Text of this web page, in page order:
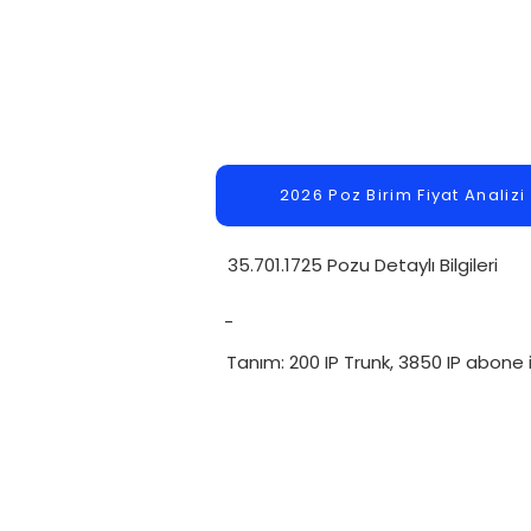
2026 Poz Birim Fiyat Analizi
35.701.1725 Pozu Detaylı Bilgileri
-
Tanım: 200 IP Trunk, 3850 IP abone